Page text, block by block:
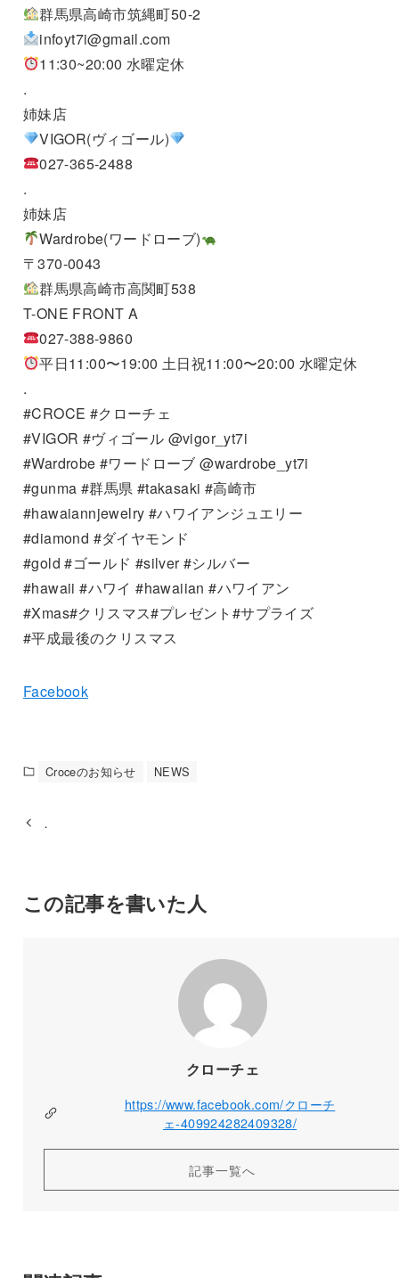
群馬県高崎市筑縄町50-2
infoyt7i@gmail.com
11:30~20:00 水曜定休
.
姉妹店
VIGOR(ヴィゴール)
027-365-2488
.
姉妹店
Wardrobe(ワードローブ)
〒370-0043
群馬県高崎市高関町538
T-ONE FRONT A
027-388-9860
平日11:00〜19:00 土日祝11:00〜20:00 水曜定休
.
#CROCE #クローチェ
#VIGOR #ヴィゴール @vigor_yt7i
#Wardrobe #ワードローブ @wardrobe_yt7i
#gunma #群馬県 #takasaki #高崎市
#hawaiannjewelry #ハワイアンジュエリー
#diamond #ダイヤモンド
#gold #ゴールド #silver #シルバー
#hawaii #ハワイ #hawaiian #ハワイアン
#Xmas#クリスマス#プレゼント#サプライズ
#平成最後のクリスマス
Facebook
Croceのお知らせ NEWS
．
この記事を書いた人
クローチェ
https://www.facebook.com/クローチ
ェ-409924282409328/
記事一覧へ